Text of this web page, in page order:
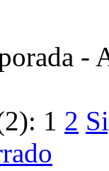
-
1 2